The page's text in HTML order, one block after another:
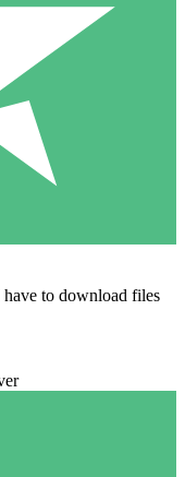
to download files